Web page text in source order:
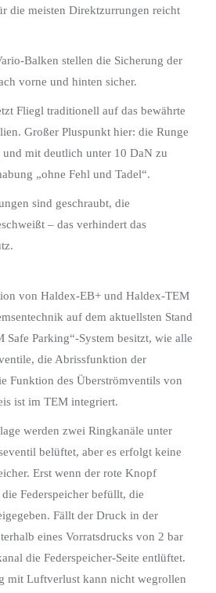
die meisten Direktzurrungen reicht
Balken stellen die Sicherung der
vorne und hinten sicher.
Fliegl traditionell auf das bewährte
Großer Pluspunkt hier: die Runge
mit deutlich unter 10 DaN zu
„ohne Fehl und Tadel“.
sind geschraubt, die
– das verhindert das
von Haldex-EB+ und Haldex-TEM
auf dem aktuellsten Stand
Safe Parking“-System besitzt, wie alle
die Abrissfunktion der
Funktion des Überströmventils von
ist im TEM integriert.
werden zwei Ringkanäle unter
belüftet, aber es erfolgt keine
Erst wenn der rote Knopf
Federspeicher befüllt, die
Fällt der Druck in der
eines Vorratsdrucks von 2 bar
die Federspeicher-Seite entlüftet.
mit Luftverlust kann nicht wegrollen